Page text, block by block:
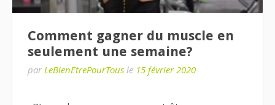
Comment gagner du muscle en
seulement une semaine?
par LeBienEtrePourTous le 15 février 2020